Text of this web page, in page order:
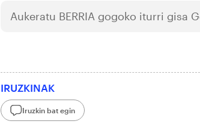
Aukeratu BERRIA gogoko iturri gisa
IRUZKINAK
Iruzkin bat egin